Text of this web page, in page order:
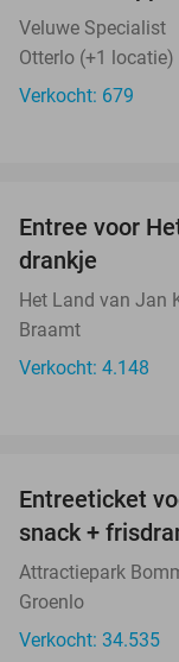
Veluwe Specialist
Otterlo (+1
Verkocht: 679
Entree voor
drankje
Het Land van Jan
Braamt
Verkocht: 4.148
Entreeticket
snack +
Attractiepark
Groenlo
Verkocht: 34.535